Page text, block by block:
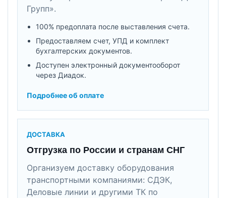
Групп».
100% предоплата после выставления счета.
Предоставляем счет, УПД и комплект
бухгалтерских документов.
Доступен электронный документооборот
через Диадок.
Подробнее об оплате
ДОСТАВКА
Отгрузка по России и странам СНГ
Организуем доставку оборудования
транспортными компаниями: СДЭК,
Деловые линии и другими ТК по